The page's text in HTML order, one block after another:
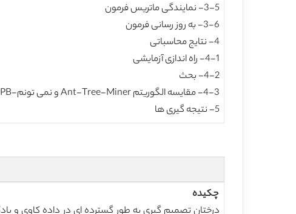
3-5- نمایندگی ماتریس فرمون
3-6- به روز رسانی فرمون
4- نتایج محاسباتی
4-1- راه اندازی آزمایشی
4-2- بحث
4-3- مقایسه الگوریتم Ant-Tree-Miner و نمی تونم-MinerPB
5- نتیجه گیری ها
چکیده